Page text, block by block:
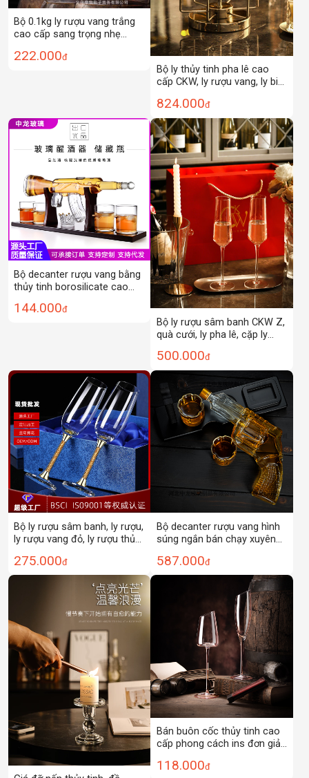
Bộ 0.1kg ly rượu vang trắng
cao cấp sang trọng nhẹ
có vạch chia độ, ly rượu pha
222.000đ
Bộ ly thủy tinh pha lê cao
cấp CKW, ly rượu vang, ly bia
cao cấp
824.000đ
Bộ decanter rượu vang bằng
thủy tinh borosilicate cao
chai rượu vang đỏ, rượu
144.000đ
Bộ ly rượu sâm banh CKW Z,
quà cưới, ly pha lê, cặp ly
hộp quà tặng
500.000đ
Bộ ly rượu sâm banh, ly rượu,
ly rượu vang đỏ, ly rượu thủy
rượu, giá để ly lộn ngược,
hộp quà tặng
275.000đ
Bộ decanter rượu vang hình
súng ngắn bán chạy xuyên
borosilicat cao cấp, thiết kế
tùy chỉnh
587.000đ
Bán buôn cốc thủy tinh cao
cấp phong cách ins đơn giản
cao ly rượu vang đỏ ly
118.000đ